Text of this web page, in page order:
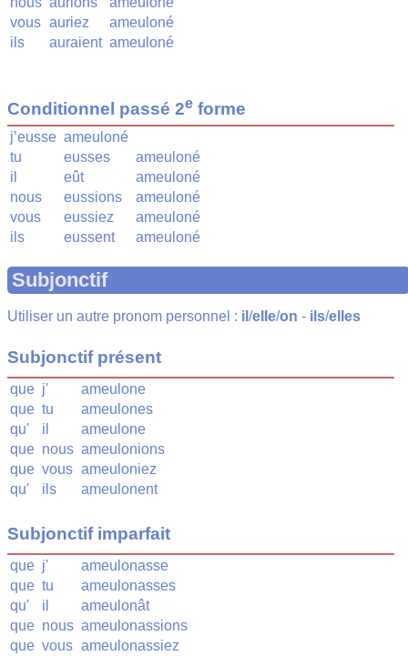
vous auriez
ameuloné
ils
auraient ameuloné
Conditionnel passé 2e forme
j’eusse ameuloné
tu
eusses
ameuloné
il
eût
ameuloné
nous
eussions
ameuloné
vous
eussiez
ameuloné
ils
eussent ameuloné
Subjonctif
Utiliser un autre pronom personnel : il /elle/on - ils/elles
Subjonctif présent
que j'
ameulone
que tu
ameulones
qu'
il
ameulone
que nous ameulonions
que vous ameuloniez
qu'
ils ameulonent
Subjonctif imparfait
que j'
ameulonasse
que tu
ameulonasses
qu'
il
ameulonât
que nous ameulonassions
que vous ameulonassiez